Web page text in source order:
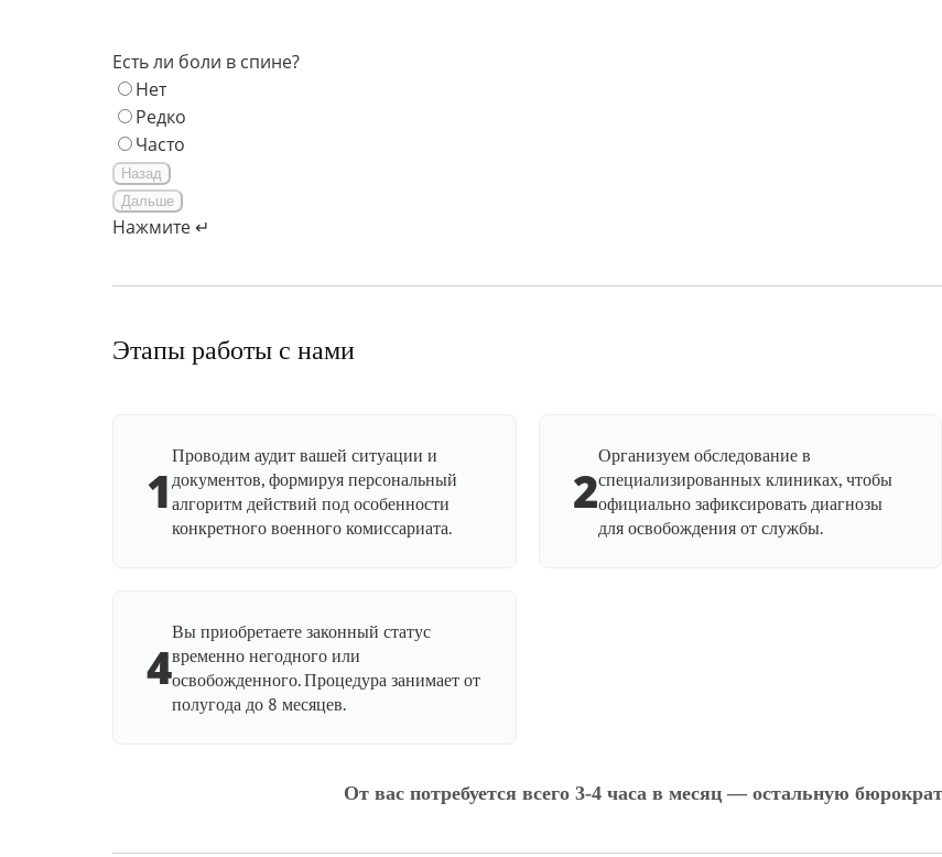
Есть ли боли в спине?
Нет
Редко
Часто
Назад
Дальше
Нажмите ↵
Этапы работы с нами
1
Проводим аудит вашей ситуации и
документов, формируя персональный
алгоритм действий под особенности
конкретного военного комиссариата.
2
Организуем обследование в
специализированных клиниках, чтобы
официально зафиксировать диагнозы
для освобождения от службы.
4
Вы приобретаете законный статус
временно негодного или
освобожденного. Процедура занимает от
полугода до 8 месяцев.
От вас потребуется всего 3-4 часа в месяц — остальную